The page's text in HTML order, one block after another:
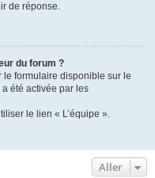
de réponse.
du forum ?
le formulaire disponible sur le
été activée par les
le lien « L’équipe ».
Aller